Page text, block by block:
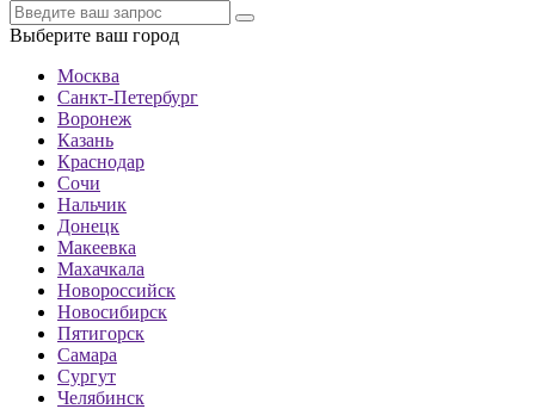
Выберите ваш город
Москва
Санкт-Петербург
Воронеж
Казань
Краснодар
Сочи
Нальчик
Донецк
Макеевка
Махачкала
Новороссийск
Новосибирск
Пятигорск
Самара
Сургут
Челябинск